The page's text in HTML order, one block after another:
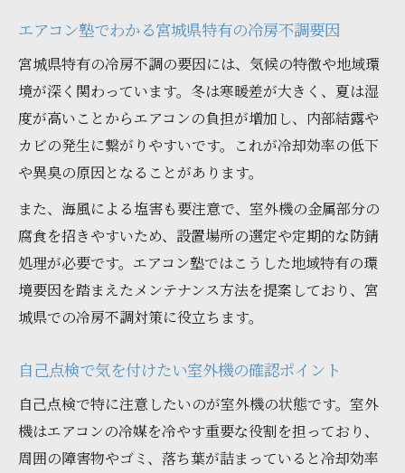
エアコン塾でわかる宮城県特有の冷房不調要因
宮城県特有の冷房不調の要因には、気候の特徴や地域環
境が深く関わっています。冬は寒暖差が大きく、夏は湿
度が高いことからエアコンの負担が増加し、内部結露や
カビの発生に繋がりやすいです。これが冷却効率の低下
や異臭の原因となることがあります。
また、海風による塩害も要注意で、室外機の金属部分の
腐食を招きやすいため、設置場所の選定や定期的な防錆
処理が必要です。エアコン塾ではこうした地域特有の環
境要因を踏まえたメンテナンス方法を提案しており、宮
城県での冷房不調対策に役立ちます。
自己点検で気を付けたい室外機の確認ポイント
自己点検で特に注意したいのが室外機の状態です。室外
機はエアコンの冷媒を冷やす重要な役割を担っており、
周囲の障害物やゴミ、落ち葉が詰まっていると冷却効率